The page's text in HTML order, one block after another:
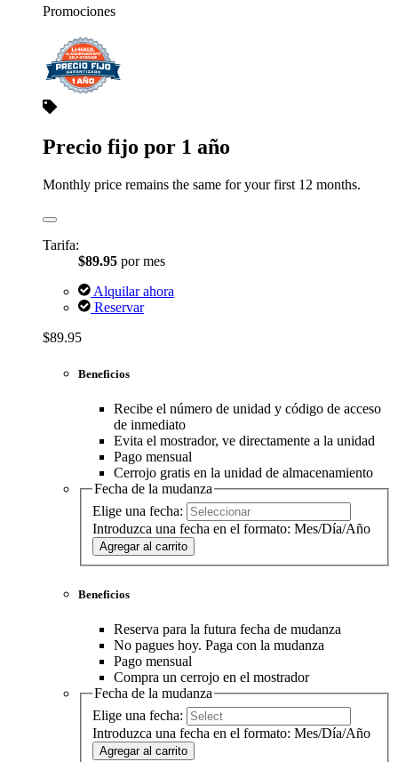
Promociones
Precio fijo por 1 año
Monthly price remains the same for your first 12 months.
Tarifa:
$89.95 por mes
Alquilar ahora
Reservar
$89.95
Beneficios
Recibe el número de unidad y código de acceso
de inmediato
Evita el mostrador, ve directamente a la unidad
Pago mensual
Cerrojo gratis en la unidad de almacenamiento
Fecha de la mudanza
Elige una fecha:
Introduzca una fecha en el formato: Mes/Día/Año
Agregar al carrito
Beneficios
Reserva para la futura fecha de mudanza
No pagues hoy. Paga con la mudanza
Pago mensual
Compra un cerrojo en el mostrador
Fecha de la mudanza
Elige una fecha:
Introduzca una fecha en el formato: Mes/Día/Año
Agregar al carrito